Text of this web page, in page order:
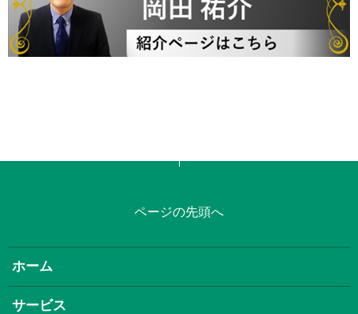
ページの先頭へ
ホーム
サービス